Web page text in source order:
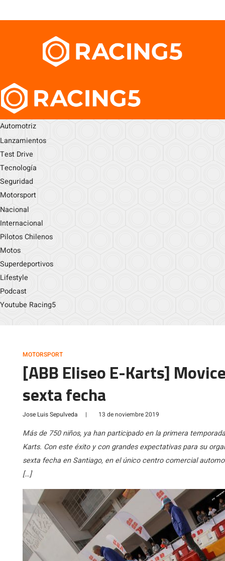
Automotriz
Lanzamientos
Test Drive
Tecnología
Seguridad
Motorsport
Nacional
Internacional
Pilotos Chilenos
Motos
Superdeportivos
Lifestyle
Podcast
Youtube Racing5
MOTORSPORT
[ABB Eliseo E-Karts]
sexta fecha
Jose Luis Sepulveda | 13 de noviembre 2019
Más de 750 niños, ya han participado en la primera
Karts. Con este éxito y con grandes expectativas para su
sexta fecha en Santiago, en el único centro comercial
[…]